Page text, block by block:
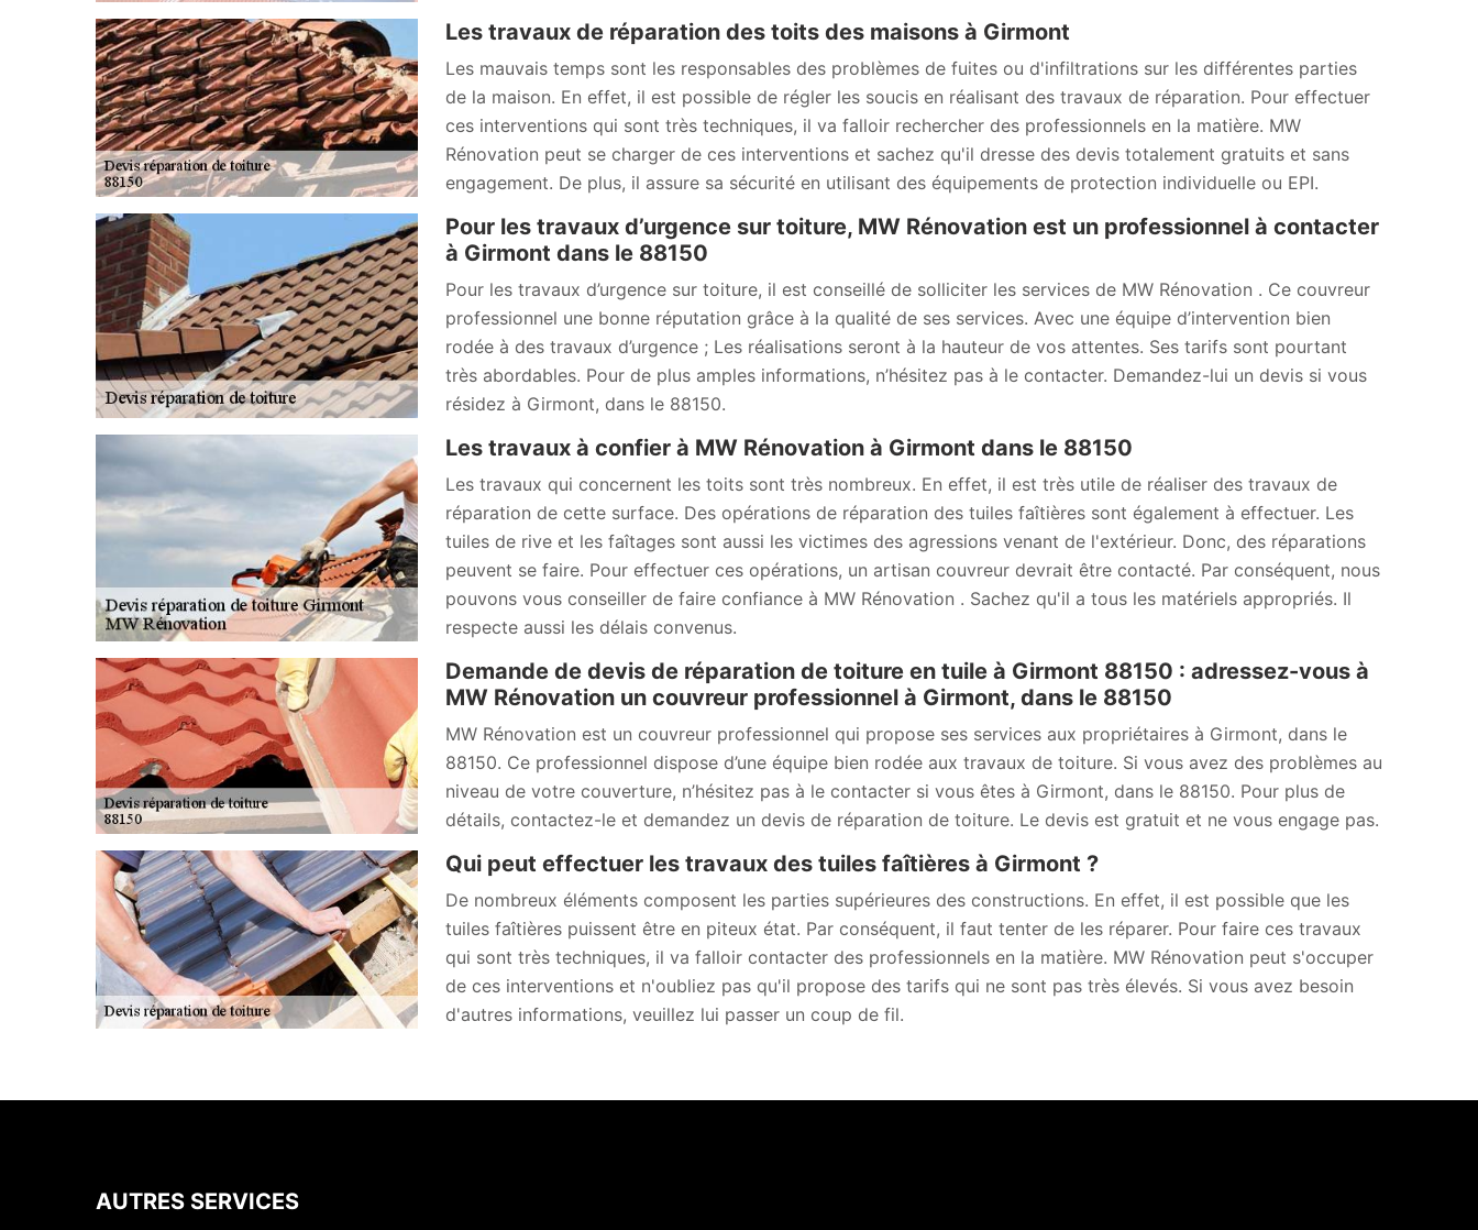
Les travaux de réparation des toits des maisons à Girmont
Les mauvais temps sont les responsables des problèmes de fuites ou d'infiltrations sur les différentes parties
de la maison. En effet, il est possible de régler les soucis en réalisant des travaux de réparation. Pour effectuer
ces interventions qui sont très techniques, il va falloir rechercher des professionnels en la matière. MW
Rénovation peut se charger de ces interventions et sachez qu'il dresse des devis totalement gratuits et sans
engagement. De plus, il assure sa sécurité en utilisant des équipements de protection individuelle ou EPI.
Pour les travaux d’urgence sur toiture, MW Rénovation est un professionnel à contacter
à Girmont dans le 88150
Pour les travaux d’urgence sur toiture, il est conseillé de solliciter les services de MW Rénovation . Ce couvreur
professionnel une bonne réputation grâce à la qualité de ses services. Avec une équipe d’intervention bien
rodée à des travaux d’urgence ; Les réalisations seront à la hauteur de vos attentes. Ses tarifs sont pourtant
très abordables. Pour de plus amples informations, n’hésitez pas à le contacter. Demandez-lui un devis si vous
résidez à Girmont, dans le 88150.
Les travaux à confier à MW Rénovation à Girmont dans le 88150
Les travaux qui concernent les toits sont très nombreux. En effet, il est très utile de réaliser des travaux de
réparation de cette surface. Des opérations de réparation des tuiles faîtières sont également à effectuer. Les
tuiles de rive et les faîtages sont aussi les victimes des agressions venant de l'extérieur. Donc, des réparations
peuvent se faire. Pour effectuer ces opérations, un artisan couvreur devrait être contacté. Par conséquent, nous
pouvons vous conseiller de faire confiance à MW Rénovation . Sachez qu'il a tous les matériels appropriés. Il
respecte aussi les délais convenus.
Demande de devis de réparation de toiture en tuile à Girmont 88150 : adressez-vous à
MW Rénovation un couvreur professionnel à Girmont, dans le 88150
MW Rénovation est un couvreur professionnel qui propose ses services aux propriétaires à Girmont, dans le
88150. Ce professionnel dispose d’une équipe bien rodée aux travaux de toiture. Si vous avez des problèmes au
niveau de votre couverture, n’hésitez pas à le contacter si vous êtes à Girmont, dans le 88150. Pour plus de
détails, contactez-le et demandez un devis de réparation de toiture. Le devis est gratuit et ne vous engage pas.
Qui peut effectuer les travaux des tuiles faîtières à Girmont ?
De nombreux éléments composent les parties supérieures des constructions. En effet, il est possible que les
tuiles faîtières puissent être en piteux état. Par conséquent, il faut tenter de les réparer. Pour faire ces travaux
qui sont très techniques, il va falloir contacter des professionnels en la matière. MW Rénovation peut s'occuper
de ces interventions et n'oubliez pas qu'il propose des tarifs qui ne sont pas très élevés. Si vous avez besoin
d'autres informations, veuillez lui passer un coup de fil.
AUTRES SERVICES